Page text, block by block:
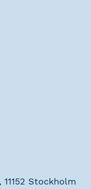
11152 Stockholm